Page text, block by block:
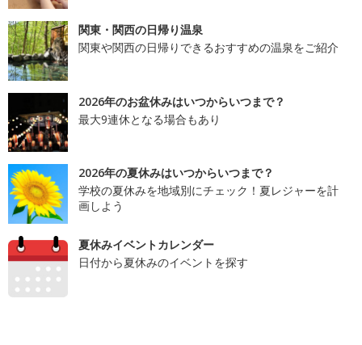
関東・関西の日帰り温泉
関東や関西の日帰りできるおすすめの温泉をご紹介
2026年のお盆休みはいつからいつまで？
最大9連休となる場合もあり
2026年の夏休みはいつからいつまで？
学校の夏休みを地域別にチェック！夏レジャーを計
画しよう
夏休みイベントカレンダー
日付から夏休みのイベントを探す